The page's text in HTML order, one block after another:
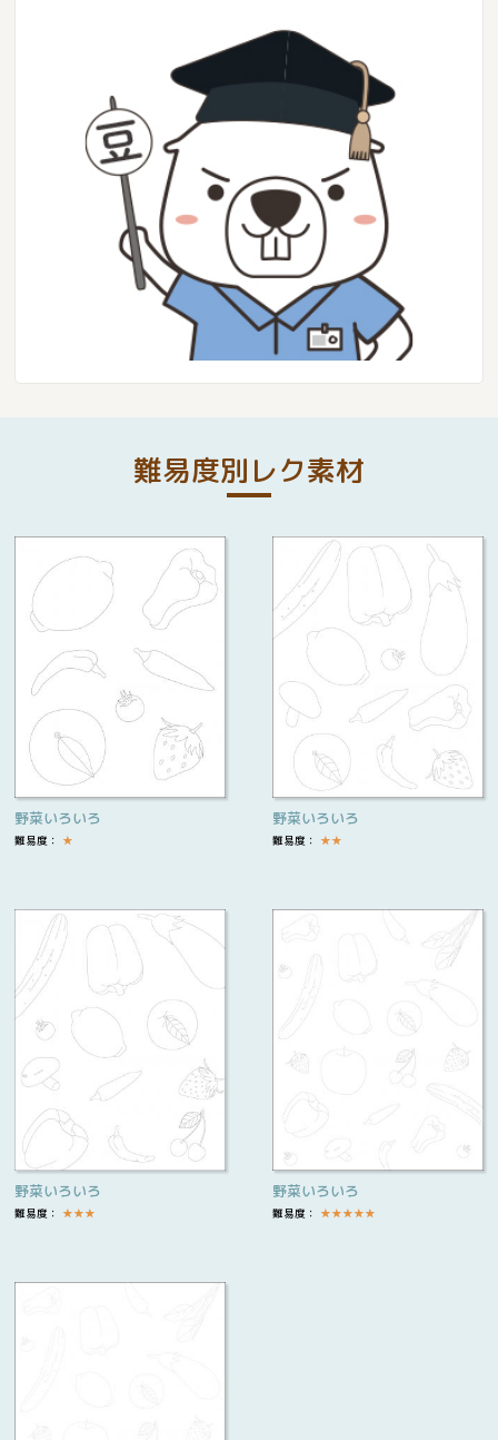
難易度別レク素材
野菜いろいろ
難易度： ★
野菜いろいろ
難易度： ★★
野菜いろいろ
難易度： ★★★
野菜いろいろ
難易度： ★★★★★